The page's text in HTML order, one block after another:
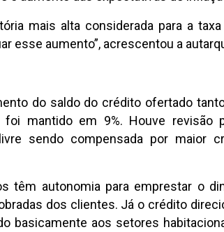
mais alta considerada para a
esse aumento”, acrescentou a
do saldo do crédito ofertado
mantido em 9%. Houve revisão
sendo compensada por maior
têm autonomia para emprestar o
dos clientes. Já o crédito
basicamente aos setores